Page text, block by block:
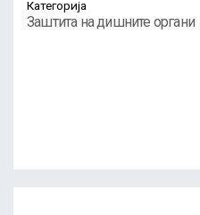
Категорија
Заштита на дишните органи